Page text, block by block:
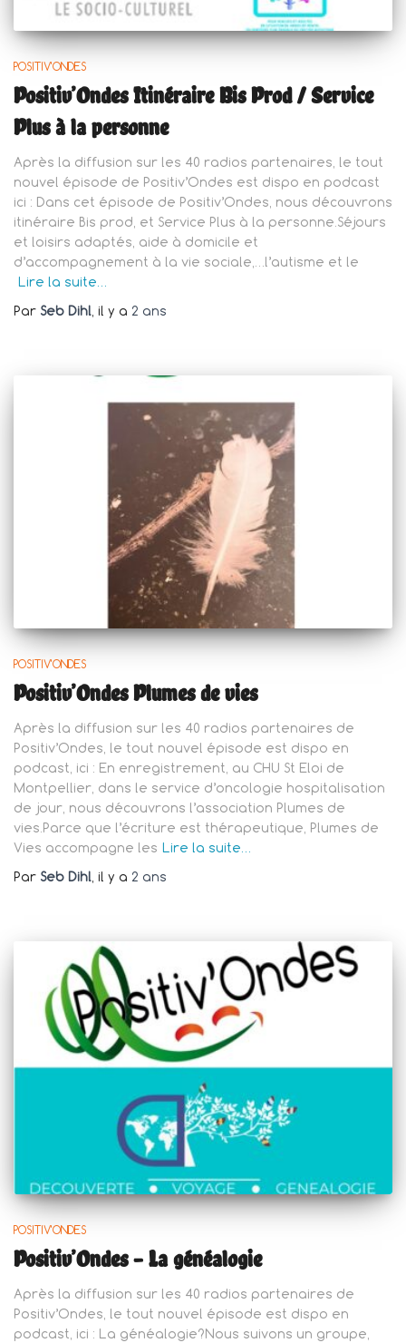
POSITIV'ONDES
Positiv’Ondes Itinéraire Bis Prod / Service
Plus à la personne
Après la diffusion sur les 40 radios partenaires, le tout
nouvel épisode de Positiv’Ondes est dispo en podcast
ici : Dans cet épisode de Positiv’Ondes, nous découvrons
itinéraire Bis prod, et Service Plus à la personne.Séjours
et loisirs adaptés, aide à domicile et
d’accompagnement à la vie sociale,…l’autisme et le
Lire la suite…
Par Seb Dihl, il y a 2 ans
POSITIV'ONDES
Positiv’Ondes Plumes de vies
Après la diffusion sur les 40 radios partenaires de
Positiv’Ondes, le tout nouvel épisode est dispo en
podcast, ici : En enregistrement, au CHU St Eloi de
Montpellier, dans le service d’oncologie hospitalisation
de jour, nous découvrons l’association Plumes de
vies.Parce que l’écriture est thérapeutique, Plumes de
Vies accompagne les Lire la suite…
Par Seb Dihl, il y a 2 ans
POSITIV'ONDES
Positiv’Ondes – La généalogie
Après la diffusion sur les 40 radios partenaires de
Positiv’Ondes, le tout nouvel épisode est dispo en
podcast, ici : La généalogie?Nous suivons un groupe,